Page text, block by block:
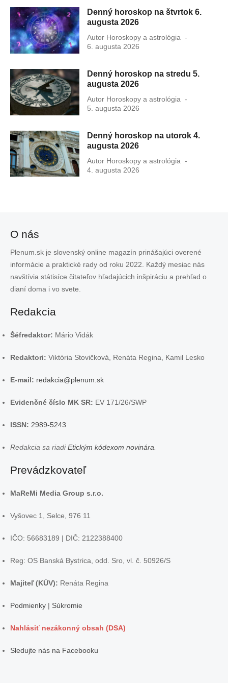
Denný horoskop na štvrtok 6.
augusta 2026
Autor Horoskopy a astrológia
6. augusta 2026
Denný horoskop na stredu 5.
augusta 2026
Autor Horoskopy a astrológia
5. augusta 2026
Denný horoskop na utorok 4.
augusta 2026
Autor Horoskopy a astrológia
4. augusta 2026
O nás
Plenum.sk je slovenský online magazín prinášajúci overené
informácie a praktické rady od roku 2022. Každý mesiac nás
navštívia státisíce čitateľov hľadajúcich inšpiráciu a prehľad o
dianí doma i vo svete.
Redakcia
Šéfredaktor: Mário Vidák
Redaktori: Viktória Stovičková, Renáta Regina, Kamil Lesko
E-mail: redakcia@plenum.sk
Evidenčné číslo MK SR: EV 171/26/SWP
ISSN: 2989-5243
Redakcia sa riadiEtickým kódexom novinára.
Prevádzkovateľ
MaReMi Media Group s.r.o.
Vyšovec 1, Selce, 976 11
IČO: 56683189 | DIČ: 2122388400
Reg: OS Banská Bystrica, odd. Sro, vl. č. 50926/S
Majiteľ (KÚV): Renáta Regina
Podmienky | Súkromie
Nahlásiť nezákonný obsah (DSA)
Sledujte nás na Facebooku